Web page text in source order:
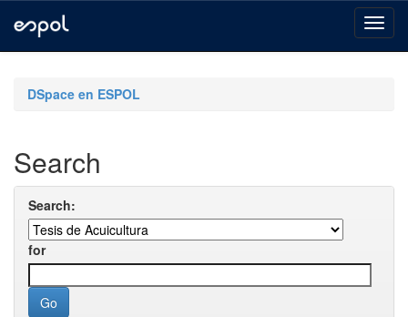
navigationDSpace en ESPOL
Search
Search:
for